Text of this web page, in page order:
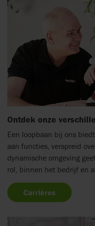
Ontdek onze
Een loopbaan bij ons
aan functies, verspreid
dynamische omgeving
rol, binnen het bedrijf en
Carrières